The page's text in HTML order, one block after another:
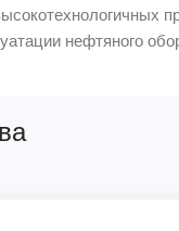
нефтяного